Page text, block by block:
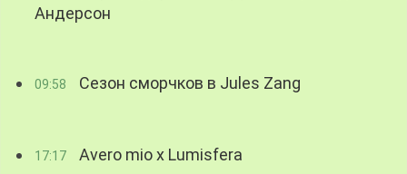
Андерсон
09:58 Сезон сморчков в Jules Zang
17:17 Avero mio x Lumisfera